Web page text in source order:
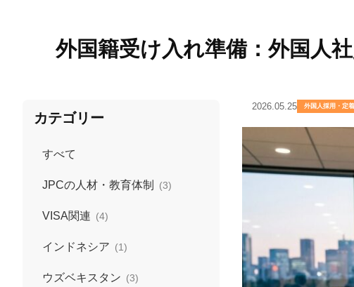
外国籍受け入れ準備：外国人
カテゴリー
すべて
JPCの人材・教育体制 (3)
VISA関連 (4)
インドネシア (1)
ウズベキスタン (3)
2026.05.25 外国人採用・定